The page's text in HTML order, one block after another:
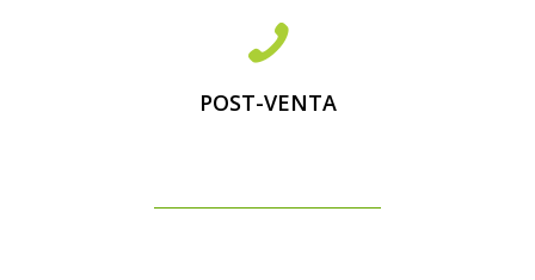
POST-VENTA
Mantenimiento